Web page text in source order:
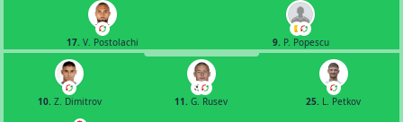
17. V. Postolachi 9. P. Popescu
10. Z. Dimitrov 11. G. Rusev 25. L. Petkov